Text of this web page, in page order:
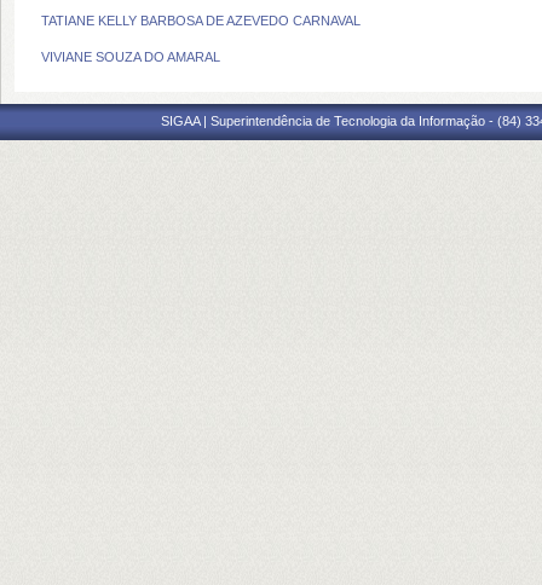
TATIANE KELLY BARBOSA DE AZEVEDO CARNAVAL
VIVIANE SOUZA DO AMARAL
SIGAA | Superintendência de Tecnologia da Informação - (84)